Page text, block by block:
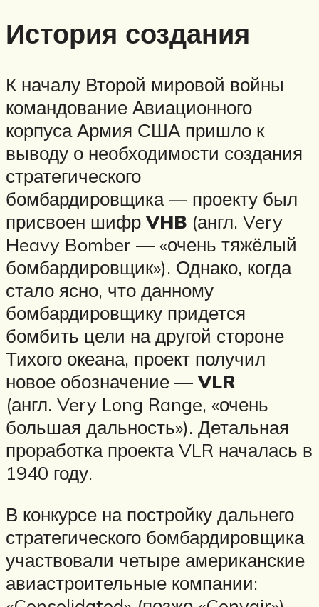
История создания
К началу Второй мировой войны
командование Авиационного
корпуса Армия США пришло к
выводу о необходимости создания
стратегического
бомбардировщика — проекту был
присвоен шифрVHB (англ. Very
Heavy Bomber — «очень тяжёлый
бомбардировщик»). Однако, когда
стало ясно, что данному
бомбардировщику придется
бомбить цели на другой стороне
Тихого океана, проект получил
новое обозначение —VLR
(англ. Very Long Range, «очень
большая дальность»). Детальная
проработка проекта VLR началась в
1940 году.
В конкурсе на постройку дальнего
стратегического бомбардировщика
участвовали четыре американские
авиастроительные компании: